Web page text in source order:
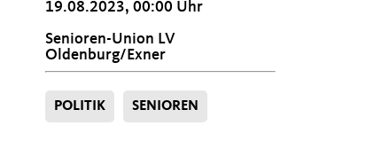
19.08.2023, 00:00 Uhr
Senioren-Union LV
Oldenburg/Exner
POLITIK SENIOREN